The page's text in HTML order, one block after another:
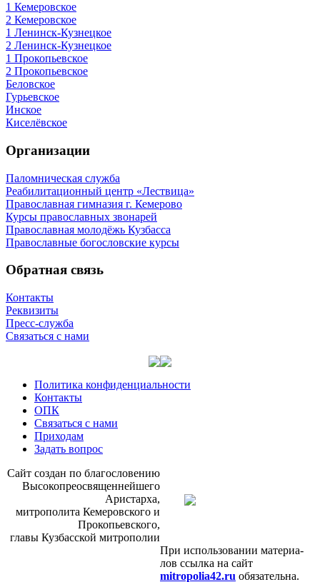
1 Кемеровское
2 Кемеровское
1 Ленинск-Кузнецкое
2 Ленинск-Кузнецкое
1 Прокопьевское
2 Прокопьевское
Беловское
Гурьевское
Инское
Киселёвское
Организации
Паломническая служба
Реабилитационный центр «Лествица»
Православная гимназия г. Кемерово
Курсы православных звонарей
Православная молодёжь Кузбасса
Православные богословские курсы
Обратная связь
Контакты
Реквизиты
Пресс-служба
Связаться с нами
Политика конфиденциальности
Контакты
ОПК
Связаться с нами
Приходам
Задать вопрос
Сайт со­здан по бла­го­сло­ве­нию
Вы­со­ко­прео­свя­щен­ней­ше­го
Ари­стар­ха,
мит­ро­по­ли­та Ке­ме­ров­ско­го и
Про­ко­пьев­ско­го,
гла­вы Куз­бас­ской мит­ро­по­лии
При ис­поль­зо­ва­нии ма­те­ри­а­
лов ссыл­ка на сайт
mitropolia42.ru обя­за­тель­на.